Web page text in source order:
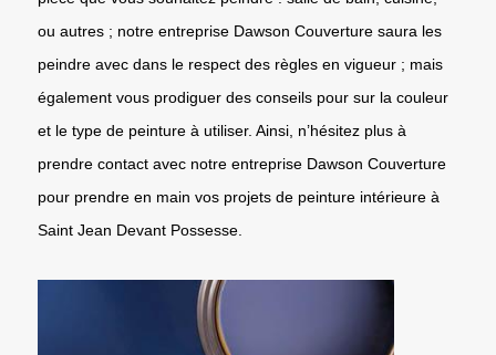
ou autres ; notre entreprise Dawson Couverture saura les
peindre avec dans le respect des règles en vigueur ; mais
également vous prodiguer des conseils pour sur la couleur
et le type de peinture à utiliser. Ainsi, n’hésitez plus à
prendre contact avec notre entreprise Dawson Couverture
pour prendre en main vos projets de peinture intérieure à
Saint Jean Devant Possesse.